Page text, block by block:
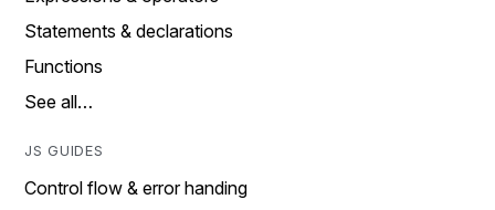
Statements & declarations
Functions
See all…
JS GUIDES
Control flow & error handing